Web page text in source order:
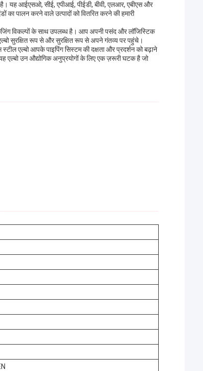
है। यह आईएसओ, सीई, एपीआई, पीईडी, बीवी, एलआर, एबीएस और
पालन करने वाले उत्पादों को वितरित करने की हमारी
विकल्पों के साथ उपलब्ध है। आप अपनी पसंद और लॉजिस्टिक
सुरक्षित रूप से और सुरक्षित रूप से अपने गंतव्य पर पहुंचे।
एल्बो आपके पाइपिंग सिस्टम की दक्षता और प्रदर्शन को बढ़ाने
एल्बो उन औद्योगिक अनुप्रयोगों के लिए एक ज़रूरी घटक है जो